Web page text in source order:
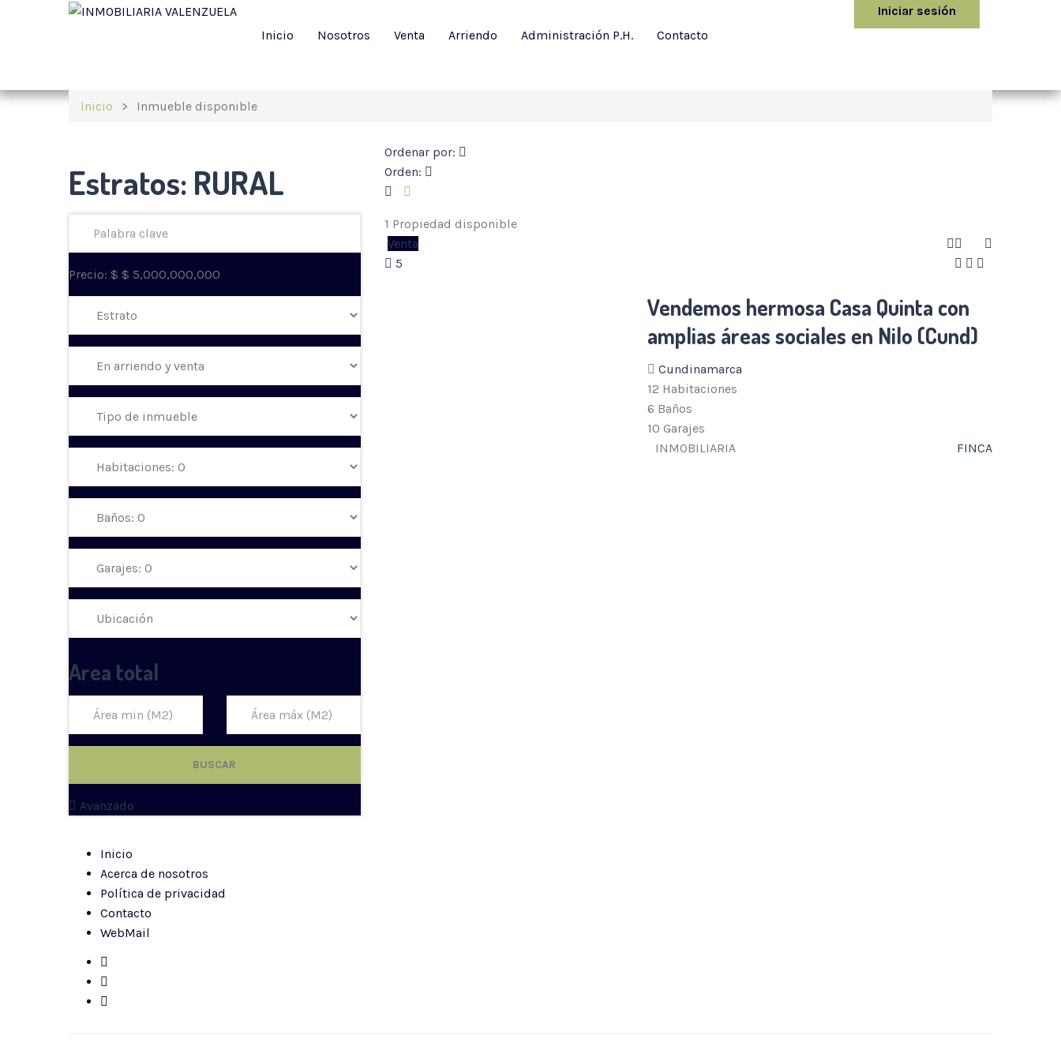
Inicio Nosotros Venta Arriendo Administración P.H. Contacto
Iniciar sesión
Inicio Inmueble disponible
Estratos: RURAL
Ordenar por:
Orden:
1 Propiedad disponible
Venta
5
Vendemos hermosa Casa Quinta con
amplias áreas sociales en Nilo (Cund)
Cundinamarca
12 Habitaciones
6 Baños
10 Garajes
INMOBILIARIA
FINCA
Precio: $ $ 5,000,000,000
Area total
BUSCAR
Avanzado
Inicio
Acerca de nosotros
Política de privacidad
Contacto
WebMail